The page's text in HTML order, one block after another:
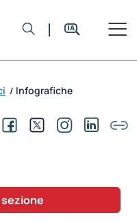
/ Infografiche